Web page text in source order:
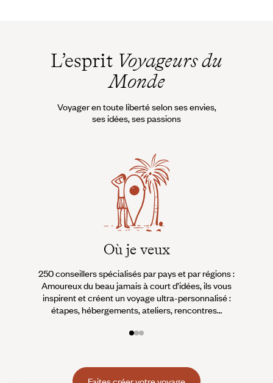
L’esprit Voyageurs du
Monde
Voyager en toute liberté selon ses envies,
ses idées, ses passions
Où je veux
250 conseillers spécialisés par pays et par régions :
Amoureux du beau jamais à court d’idées, ils vous
inspirent et créent un voyage ultra-personnalisé :
étapes, hébergements, ateliers, rencontres…